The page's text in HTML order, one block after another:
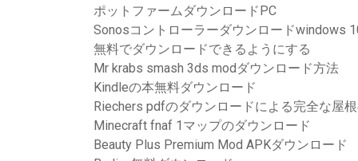
ポットファームダウンロードPC
Sonosコントローラーダウンロードwindows
無料でダウンロードできるようにする
Mr krabs smash 3ds modダウンロード方法
Kindleの本無料ダウンロード
Riechers pdfのダウンロードによる完全な屋
Minecraft fnaf 1マップのダウンロード
Beauty Plus Premium Mod APKダウンロード